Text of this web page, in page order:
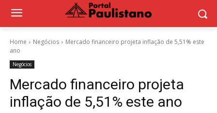
Home Negócios
Mercado financeiro projeta inflação de 5,51% este
ano
Negócios
Mercado financeiro projeta
inflação de 5,51% este ano